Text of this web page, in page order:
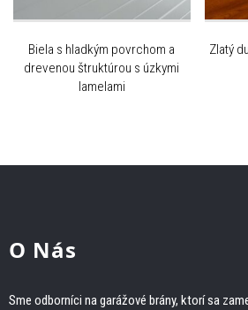
Biela s hladkým povrchom a
drevenou štruktúrou s úzkymi
lamelami
Zlatý
O Nás
Sme odborníci na garážové brány, ktorí sa